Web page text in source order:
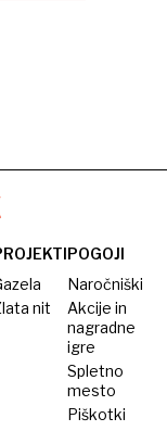
nit
POGOJI
Naročniški
Akcije in
nagradne
igre
Spletno
mesto
Piškotki